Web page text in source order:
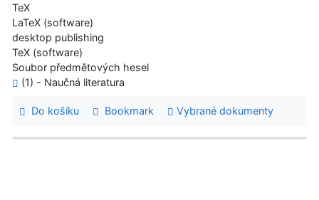
TeX
LaTeX (software)
desktop publishing
TeX (software)
Soubor předmětových hesel
(1) - Naučná literatura
Do košíku Bookmark Vybrané dokumenty